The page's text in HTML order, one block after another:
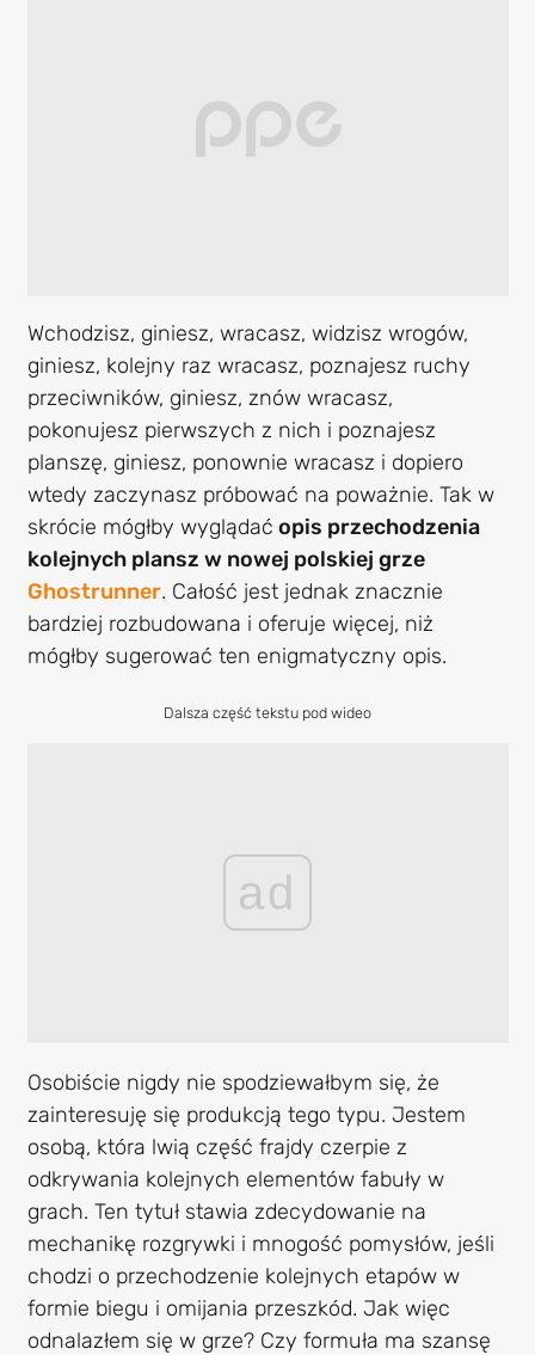
Wchodzisz, giniesz, wracasz, widzisz wrogów,
giniesz, kolejny raz wracasz, poznajesz ruchy
przeciwników, giniesz, znów wracasz,
pokonujesz pierwszych z nich i poznajesz
planszę, giniesz, ponownie wracasz i dopiero
wtedy zaczynasz próbować na poważnie. Tak w
skrócie mógłby wyglądać opis przechodzenia
kolejnych plansz w nowej polskiej grze
Ghostrunner. Całość jest jednak znacznie
bardziej rozbudowana i oferuje więcej, niż
mógłby sugerować ten enigmatyczny opis.
Dalsza część tekstu pod wideo
ad
Osobiście nigdy nie spodziewałbym się, że
zainteresuję się produkcją tego typu. Jestem
osobą, która lwią część frajdy czerpie z
odkrywania kolejnych elementów fabuły w
grach. Ten tytuł stawia zdecydowanie na
mechanikę rozgrywki i mnogość pomysłów, jeśli
chodzi o przechodzenie kolejnych etapów w
formie biegu i omijania przeszkód. Jak więc
odnalazłem się w grze? Czy formuła ma szansę